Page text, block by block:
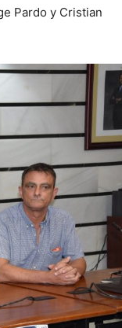
Pardo y Cristian